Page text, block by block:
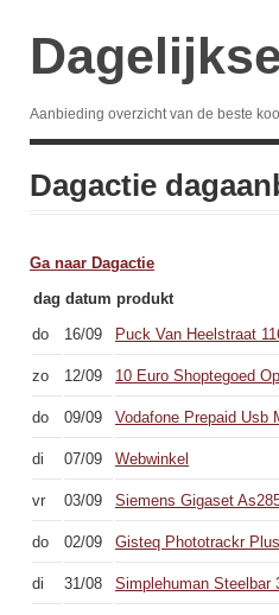
Aanbieding overzicht van de beste
Dagactie
Ga naar Dagactie
dag datum produkt
do
16/09 Puck Van Heelstraat
zo 12/09 10 Euro Shoptegoed
do 09/09 Vodafone Prepaid Usb
di 07/09 Webwinkel
vr 03/09 Siemens Gigaset
do 02/09 Gisteq Phototrackr
di 31/08 Simplehuman Steelbar